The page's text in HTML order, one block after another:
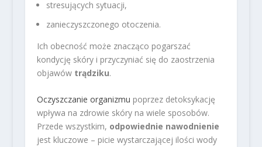
stresujących sytuacji,
zanieczyszczonego otoczenia.
Ich obecność może znacząco pogarszać
kondycję skóry i przyczyniać się do zaostrzenia
objawów trądziku.
Oczyszczanie organizmu poprzez detoksykację
wpływa na zdrowie skóry na wiele sposobów.
Przede wszystkim, odpowiednie nawodnienie
jest kluczowe – picie wystarczającej ilości wody